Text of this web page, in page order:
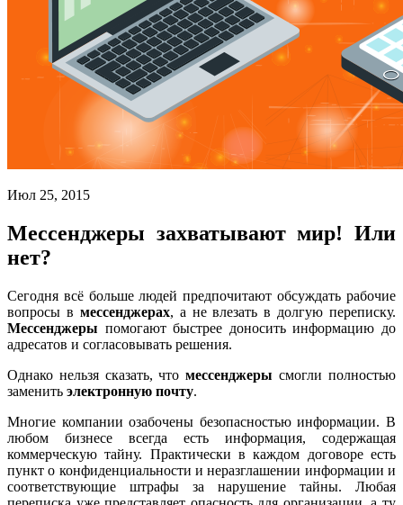
Июл 25, 2015
Мессенджеры захватывают мир! Или
нет?
Сегодня всё больше людей предпочитают обсуждать рабочие
вопросы в мессенджерах, а не влезать в долгую переписку.
Мессенджеры помогают быстрее доносить информацию до
адресатов и согласовывать решения.
Однако нельзя сказать, чтомессенджеры смогли полностью
заменить электронную почту.
Многие компании озабочены безопасностью информации. В
любом бизнесе всегда есть информация, содержащая
коммерческую тайну. Практически в каждом договоре есть
пункт о конфиденциальности и неразглашении информации и
соответствующие штрафы за нарушение тайны. Любая